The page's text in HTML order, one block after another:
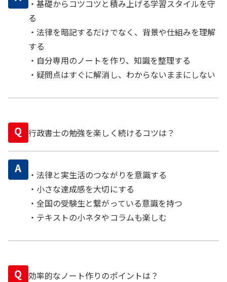
・基礎からコツコツと積み上げる学習スタイルを守
る
・法律を暗記するだけでなく、背景や仕組みを理解
する
・自分専用のノートを作り、知識を整理する
・疑問点はすぐに解消し、わからないままにしない
Q 行政書士の勉強を楽しく続けるコツは？
A
・法律と実生活のつながりを意識する
・小さな達成感を大切にする
・全国の受験生と繋がっている意識を持つ
・テキストの小ネタやコラムも楽しむ
Q 効率的なノート作りのポイントは？